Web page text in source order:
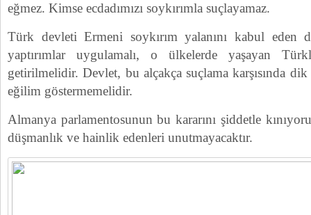
eğmez. Kimse ecdadımızı soykırımla suçlayamaz.
Türk devleti Ermeni soykırım yalanını kabul eden
yaptırımlar uygulamalı, o ülkelerde yaşayan
getirilmelidir. Devlet, bu alçakça suçlama karşısında
eğilim göstermemelidir.
Almanya parlamentosunun bu kararını şiddetle
düşmanlık ve hainlik edenleri unutmayacaktır.